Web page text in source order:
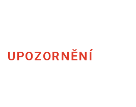
UPOZORNĚNÍ